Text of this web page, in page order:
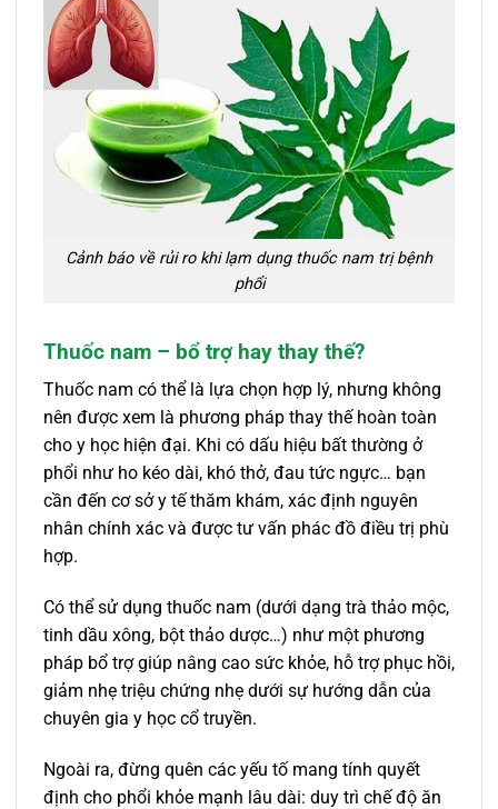
Cảnh báo về rủi ro khi lạm dụng thuốc nam trị bệnh
phổi
Thuốc nam – bổ trợ hay thay thế?
Thuốc nam có thể là lựa chọn hợp lý, nhưng không
nên được xem là phương pháp thay thế hoàn toàn
cho y học hiện đại. Khi có dấu hiệu bất thường ở
phổi như ho kéo dài, khó thở, đau tức ngực… bạn
cần đến cơ sở y tế thăm khám, xác định nguyên
nhân chính xác và được tư vấn phác đồ điều trị phù
hợp.
Có thể sử dụng thuốc nam (dưới dạng trà thảo mộc,
tinh dầu xông, bột thảo dược…) như một phương
pháp bổ trợ giúp nâng cao sức khỏe, hỗ trợ phục hồi,
giảm nhẹ triệu chứng nhẹ dưới sự hướng dẫn của
chuyên gia y học cổ truyền.
Ngoài ra, đừng quên các yếu tố mang tính quyết
định cho phổi khỏe mạnh lâu dài: duy trì chế độ ăn